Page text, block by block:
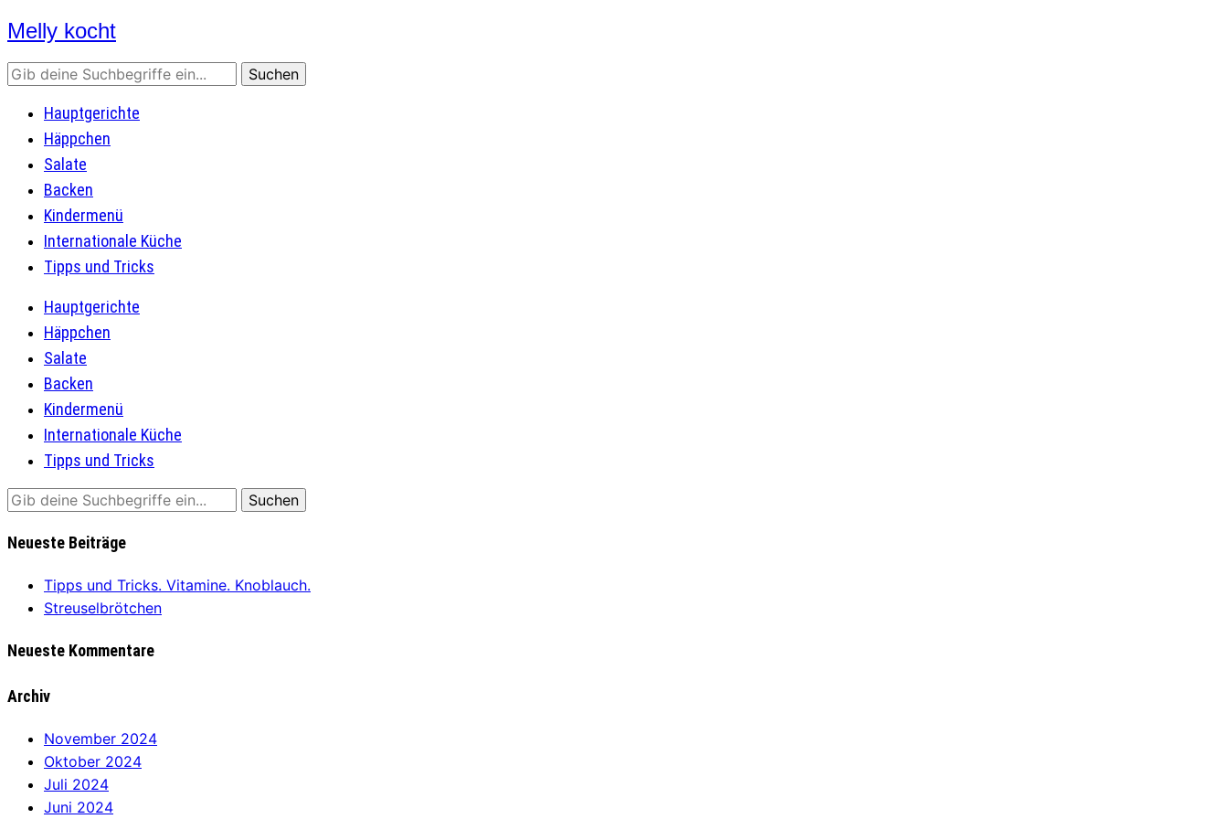
Melly kocht
Rezepte mit Bildern
Hauptgerichte
Häppchen
Salate
Backen
Kindermenü
Internationale Küche
Tipps und Tricks
Hauptgerichte
Häppchen
Salate
Backen
Kindermenü
Internationale Küche
Tipps und Tricks
Neueste Beiträge
Tipps und Tricks. Vitamine. Knoblauch.
Streuselbrötchen
Neueste Kommentare
Archiv
November 2024
Oktober 2024
Juli 2024
Juni 2024